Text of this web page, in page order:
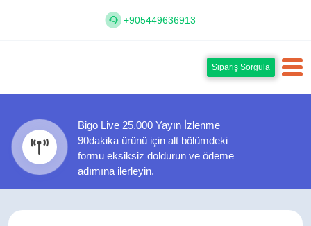
+905449636913
Sipariş Sorgula
Bigo Live 25.000 Yayın İzlenme
90dakika ürünü için alt bölümdeki
formu eksiksiz doldurun ve ödeme
adımına ilerleyin.